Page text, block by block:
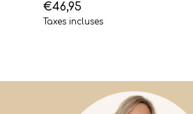
€46,95
Taxes incluses